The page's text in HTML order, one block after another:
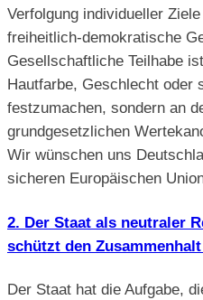
Verfolgung individueller
freiheitlich-demokratische
Gesellschaftliche Teilhabe
Hautfarbe, Geschlecht oder
festzumachen, sondern an
grundgesetzlichen
Wir wünschen uns
sicheren Europäischen
2. Der Staat als neutraler
schützt den
Der Staat hat die Aufgabe,